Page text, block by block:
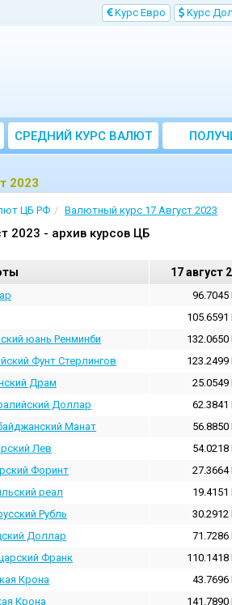
Kурс Евро Kурс
CРЕДНИЙ КУРС ВАЛЮТ
ЗА МЕСЯЦ
2023
ЦБ РФ Валютный курс 17 Август 2023
2023 - архив курсов ЦБ
17 август
96.7045
105.6591
юань Ренминби 132.0650
Фунт Стерлингов 123.2499
Драм 25.0549
Доллар 62.3841
Манат 56.8850
Лев 54.0218
Форинт 27.3664
реал 19.4151
Рубль 30.2912
Доллар 71.7286
Франк 110.1418
Крона 43.7696
Крона 141.7890